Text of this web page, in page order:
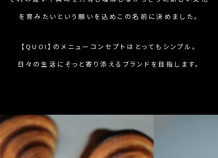
を育みたいという願いを込め この名前に決めました。
【QUOI】のメニューコンセプトはとってもシンプル。
日々の生活にそっと寄り添えるブランドを目指します。